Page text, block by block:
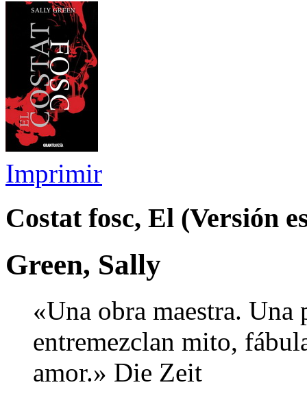
Imprimir
Costat fosc, El (Versión
Green, Sally
«Una obra maestra. Una
entremezclan mito,
amor.» Die Zeit